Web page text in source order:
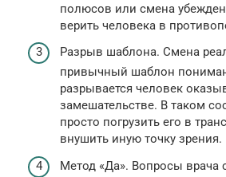
полюсов или смена
верить человека в
Разрыв шаблона. Смена
привычный шаблон
разрывается человек
замешательстве. В таком
просто погрузить его в
внушить иную точку зрения.
Метод «Да». Вопросы врача